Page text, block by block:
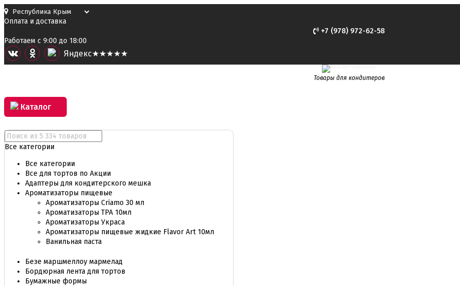
Оплата и доставка
+7 (978) 972-62-58
Работаем с 9:00 до 18:00
Яндекс★★★★★
Товары для кондитеров
Каталог
Все категории
Все категории
Все для тортов по Акции
Адаптеры для кондитерского мешка
Ароматизаторы пищевые
Ароматизаторы Criamo 30 мл
Ароматизаторы TPA 10мл
Ароматизаторы Украса
Ароматизаторы пищевые жидкие Flavor Art 10мл
Ванильная паста
Безе маршмеллоу мармелад
Бордюрная лента для тортов
Бумажные формы